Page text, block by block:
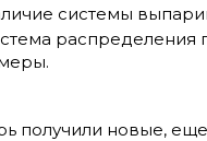
системы
распределения
получили новые, еще